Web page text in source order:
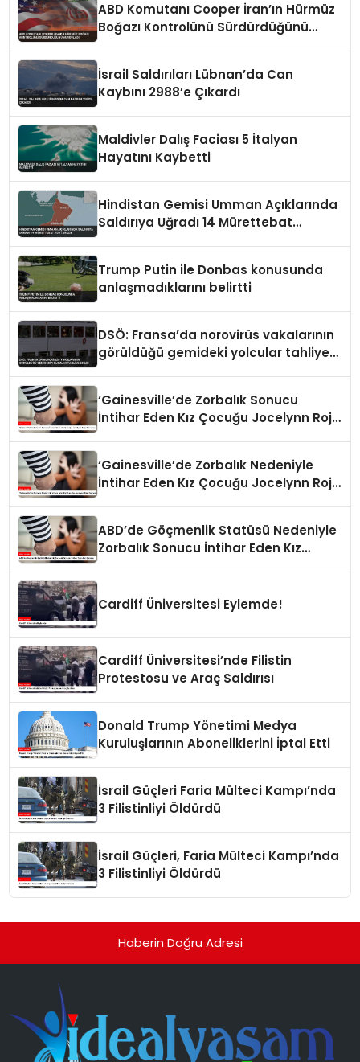
ABD Komutanı Cooper İran’ın Hürmüz
Boğazı Kontrolünü Sürdürdüğünü
İsrail Saldırıları Lübnan’da Can
Kaybını 2988’e Çıkardı
Maldivler Dalış Faciası 5 İtalyan
Hayatını Kaybetti
Hindistan Gemisi Umman Açıklarında
Saldırıya Uğradı 14 Mürettebat
Trump Putin ile Donbas konusunda
anlaşmadıklarını belirtti
DSÖ: Fransa’da norovirüs vakalarının
görüldüğü gemideki yolcular tahliye
‘Gainesville’de Zorbalık Sonucu
İntihar Eden Kız Çocuğu Jocelynn Rojo
‘Gainesville’de Zorbalık Nedeniyle
İntihar Eden Kız Çocuğu Jocelynn Rojo
ABD’de Göçmenlik Statüsü Nedeniyle
Zorbalık Sonucu İntihar Eden Kız
Cardiff Üniversitesi Eylemde!
Cardiff Üniversitesi’nde Filistin
Protestosu ve Araç Saldırısı
Donald Trump Yönetimi Medya
Kuruluşlarının Aboneliklerini İptal Etti
İsrail Güçleri Faria Mülteci Kampı’nda
3 Filistinliyi Öldürdü
İsrail Güçleri, Faria Mülteci Kampı’nda
3 Filistinliyi Öldürdü
Haberin Doğru Adresi